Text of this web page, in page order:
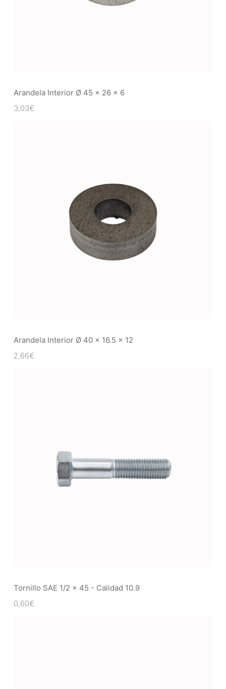
Arandela Interior Ø 45 x 26 x 6
3,03€
Arandela Interior Ø 40 x 16.5 x 12
2,66€
Tornillo SAE 1/2 x 45 - Calidad 10.9
0,60€